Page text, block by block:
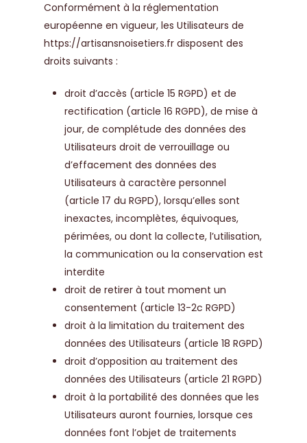
Conformément à la réglementation
européenne en vigueur, les Utilisateurs de
https://artisansnoisetiers.fr disposent des
droits suivants :
droit d’accès (article 15 RGPD) et de
rectification (article 16 RGPD), de mise à
jour, de complétude des données des
Utilisateurs droit de verrouillage ou
d’effacement des données des
Utilisateurs à caractère personnel
(article 17 du RGPD), lorsqu’elles sont
inexactes, incomplètes, équivoques,
périmées, ou dont la collecte, l’utilisation,
la communication ou la conservation est
interdite
droit de retirer à tout moment un
consentement (article 13-2c RGPD)
droit à la limitation du traitement des
données des Utilisateurs (article 18 RGPD)
droit d’opposition au traitement des
données des Utilisateurs (article 21 RGPD)
droit à la portabilité des données que les
Utilisateurs auront fournies, lorsque ces
données font l’objet de traitements